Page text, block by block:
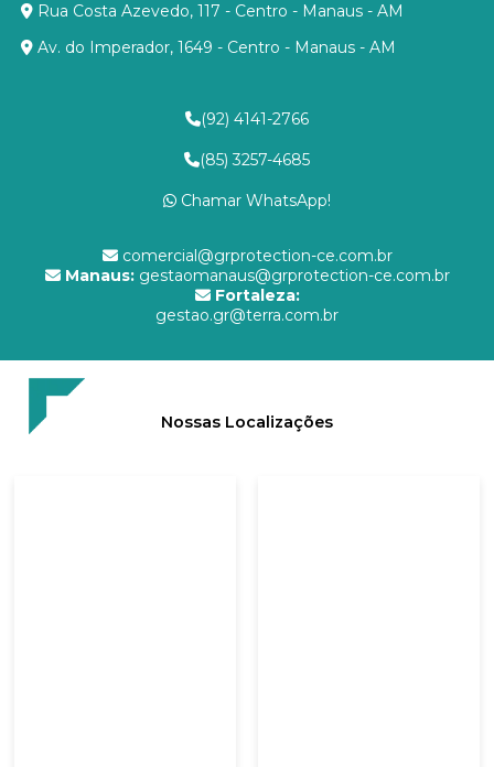
Rua Costa Azevedo, 117 - Centro - Manaus - AM
Av. do Imperador, 1649 - Centro - Manaus - AM
(92) 4141-2766
(85) 3257-4685
Chamar WhatsApp!
comercial@grprotection-ce.com.br
Manaus:gestaomanaus@grprotection-ce.com.br
Fortaleza:
gestao.gr@terra.com.br
Nossas Localizações